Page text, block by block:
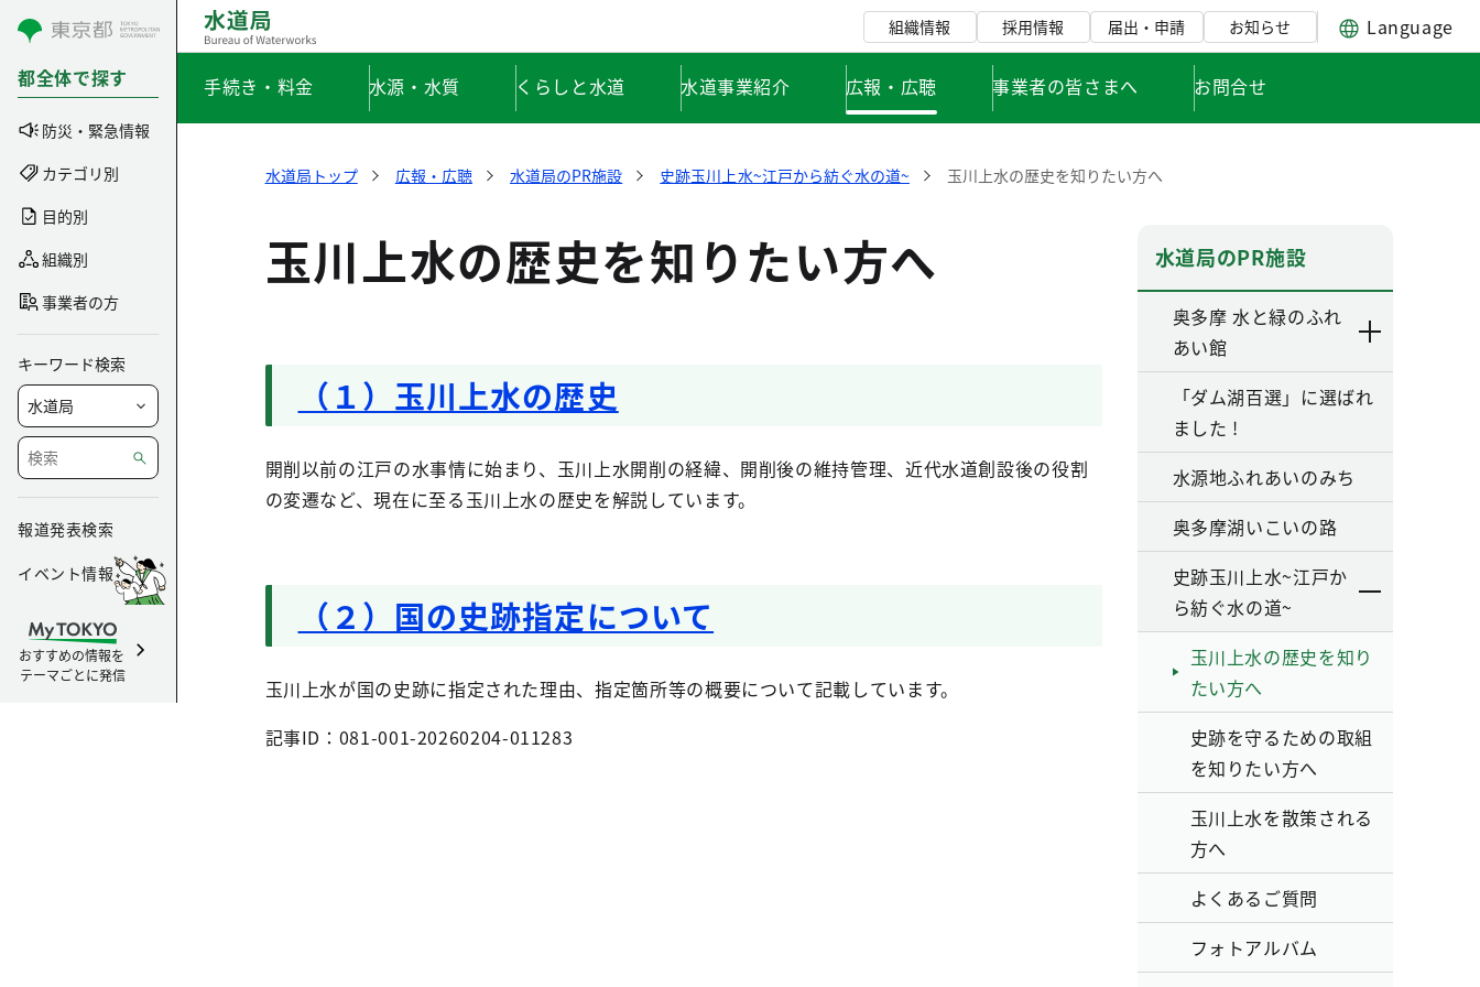
コンテンツにスキップ
都全体で探す
防災・緊急情報
カテゴリ別
目的別
組織別
事業者の方
キーワード検索
報道発表検索
イベント情報
おすすめの情報を
テーマごとに発信
組織情報 採用情報 届出・申請 お知らせ Language
手続き・料金 水源・水質 くらしと水道 水道事業紹介 広報・広聴 事業者の皆さまへ お問合せ
水道局トップ 広報・広聴 水道局のPR施設 史跡玉川上水~江戸から紡ぐ水の道~ 玉川上水の歴史を知りたい方へ
玉川上水の歴史を知りたい方へ
（１）玉川上水の歴史
開削以前の江戸の水事情に始まり、玉川上水開削の経緯、開削後の維持管理、近代水道創設後の役割
の変遷など、現在に至る玉川上水の歴史を解説しています。
（２）国の史跡指定について
玉川上水が国の史跡に指定された理由、指定箇所等の概要について記載しています。
記事ID：081-001-20260204-011283
水道局のPR施設
奥多摩 水と緑のふれ
あい館
「ダム湖百選」に選ばれ
ました !
水源地ふれあいのみち
奥多摩湖いこいの路
史跡玉川上水~江戸か
ら紡ぐ水の道~
玉川上水の歴史を知り
たい方へ
史跡を守るための取組
を知りたい方へ
玉川上水を散策される
方へ
よくあるご質問
フォトアルバム